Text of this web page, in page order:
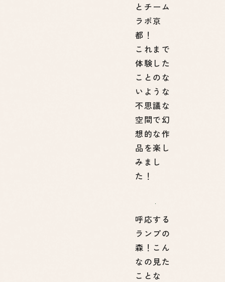
とチーム
ラボ京
都！
これまで
体験した
ことのな
いような
不思議な
空間で幻
想的な作
品を楽し
みまし
た！
呼応する
ランプの
森！こん
なの見た
ことな